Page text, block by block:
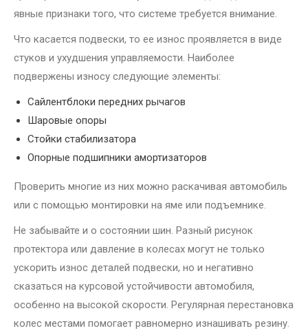
явные признаки того, что системе требуется внимание.
Что касается подвески, то ее износ проявляется в виде
стуков и ухудшения управляемости. Наиболее
подвержены износу следующие элементы:
Сайлентблоки передних рычагов
Шаровые опоры
Стойки стабилизатора
Опорные подшипники амортизаторов
Проверить многие из них можно раскачивая автомобиль
или с помощью монтировки на яме или подъемнике.
Не забывайте и о состоянии шин. Разный рисунок
протектора или давление в колесах могут не только
ускорить износ деталей подвески, но и негативно
сказаться на курсовой устойчивости автомобиля,
особенно на высокой скорости. Регулярная перестановка
колес местами помогает равномерно изнашивать резину.